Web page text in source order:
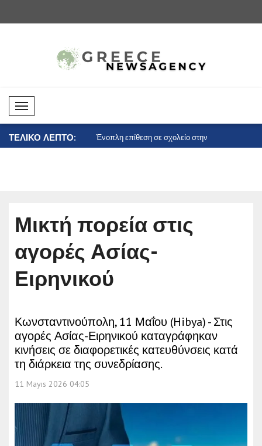
Mobil Menü
ΤΕΛΙΚΟ ΛΕΠΤΟ:
σχέσεις Καναδά- Ένοπλη επίθεση σε σχολείο στην
Μικτή πορεία στις
αγορές Ασίας-
Ειρηνικού
Κωνσταντινούπολη, 11 Μαΐου (Hibya) - Στις
αγορές Ασίας-Ειρηνικού καταγράφηκαν
κινήσεις σε διαφορετικές κατευθύνσεις κατά
τη διάρκεια της συνεδρίασης.
11 Mayıs 2026 04:05